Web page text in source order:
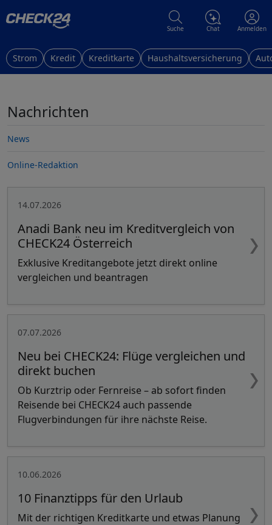
Suche Chat Anmelden
Strom Kredit Kreditkarte Haushaltsversicherung
Nachrichten
News
Online-Redaktion
Nachrichten
14.07.2026
Anadi Bank neu im Kreditvergleich von
CHECK24 Österreich
Exklusive Kreditangebote jetzt direkt online
vergleichen und beantragen
07.07.2026
Neu bei CHECK24: Flüge vergleichen und
direkt buchen
Ob Kurztrip oder Fernreise – ab sofort finden
Reisende bei CHECK24 auch passende
Flugverbindungen für ihre nächste Reise.
10.06.2026
10 Finanztipps für den Urlaub
Mit der richtigen Kreditkarte und etwas Planung